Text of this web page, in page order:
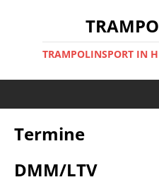
TRAMPOLINSPORT IN
Termine
DMM/LTV